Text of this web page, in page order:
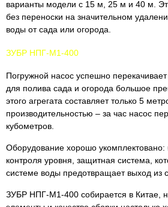
варианты модели с 15 м, 25 м и 40 м.
без переноски на значительном
воды от сада или огорода.
ЗУБР НПГ-М1-400
Погружной насос успешно
для полива сада и огорода большое
этого агрегата составляет только 5
производительностью – за час насос
кубометров.
Оборудование хорошо укомплектовано:
контроля уровня, защитная система,
системе воды предотвращает выход из
ЗУБР НПГ-М1-400 собирается в Китае,